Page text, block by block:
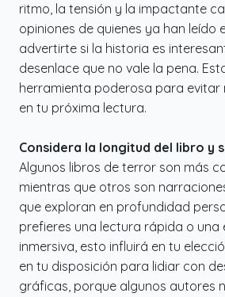
ritmo, la tensión y la impactante
opiniones de quienes ya han leído
advertirte si la historia es
desenlace que no vale la pena.
herramienta poderosa para evitar
en tu próxima lectura.
Considera la longitud del libro y
Algunos libros de terror son más
mientras que otros son
que exploran en profundidad
prefieres una lectura rápida o una
inmersiva, esto influirá en tu
en tu disposición para lidiar con
gráficas, porque algunos autores